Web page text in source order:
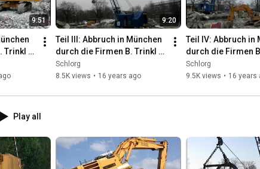
9:51
Trinkl
II
9:20
Teil III: Abbruch in München
durch die Firmen B. Trinkl
und Abbruch LUFF
Schlorg
8.5K views • 16 years ago
Teil IV: Abbruch in
durch die Firmen
und Abbruch LUFF
Schlorg
9.5K views • 16 years
Play all